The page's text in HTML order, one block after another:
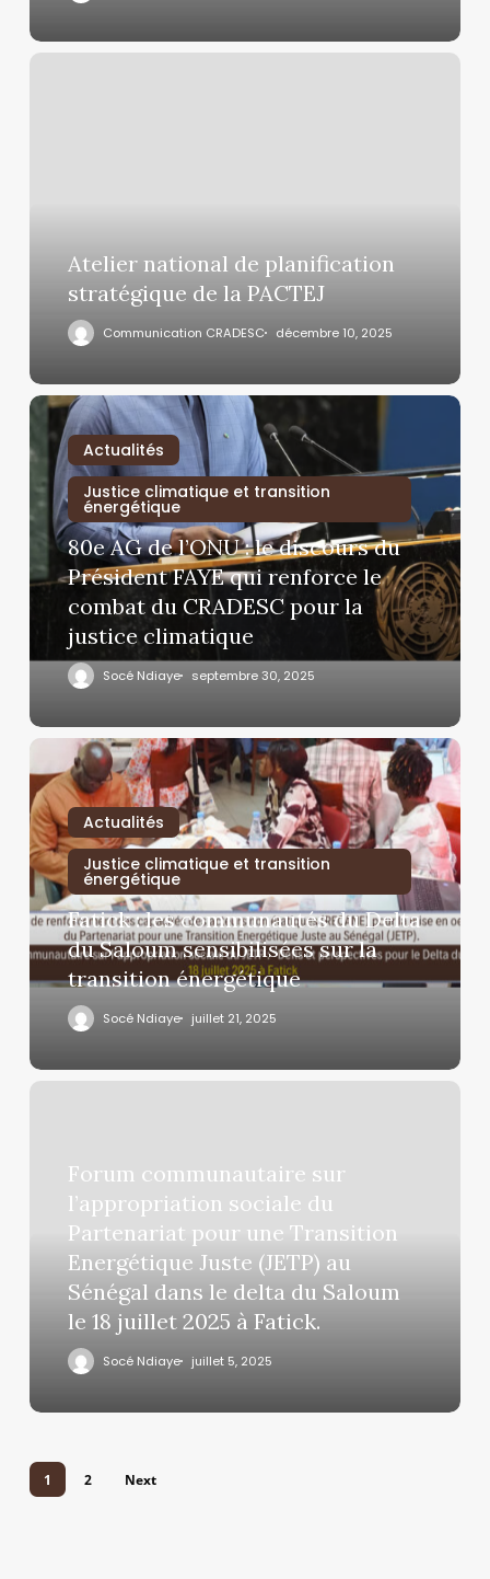
Atelier national de planification
stratégique de la PACTEJ
Communication CRADESC décembre 10, 2025
Actualités
Justice climatique et transition
énergétique
80e AG de l’ONU : le discours du
Président FAYE qui renforce le
combat du CRADESC pour la
justice climatique
Socé Ndiaye septembre 30, 2025
Actualités
Justice climatique et transition
énergétique
Fatick : les communautés du Delta
du Saloum sensibilisées sur la
transition énergétique
Socé Ndiaye juillet 21, 2025
Forum communautaire sur
l’appropriation sociale du
Partenariat pour une Transition
Energétique Juste (JETP) au
Sénégal dans le delta du Saloum
le 18 juillet 2025 à Fatick.
Socé Ndiaye juillet 5, 2025
1 2 Next